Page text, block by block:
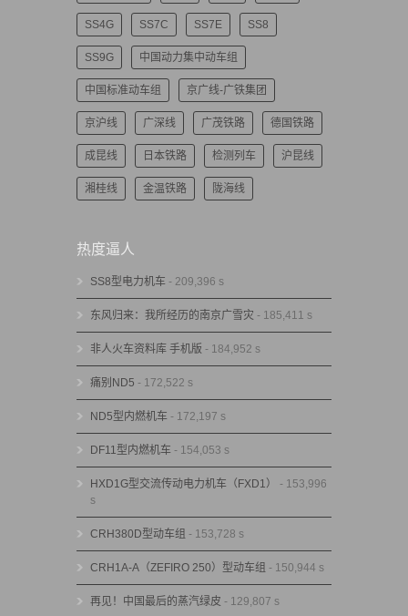
SS4G SS7C SS7E SS8
SS9G 中国动力集中动车组
中国标准动车组 京广线-广铁集团
京沪线 广深线 广茂铁路 德国铁路
成昆线 日本铁路 检测列车 沪昆线
湘桂线 金温铁路 陇海线
热度逼人
SS8型电力机车 - 209,396 s
东风归来：我所经历的南京广雪灾 - 185,411 s
非人火车资料库 手机版 - 184,952 s
痛别ND5 - 172,522 s
ND5型内燃机车 - 172,197 s
DF11型内燃机车 - 154,053 s
HXD1G型交流传动电力机车（FXD1）
- 153,996
s
CRH380D型动车组 - 153,728 s
CRH1A-A（ZEFIRO 250）型动车组 - 150,944 s
再见！中国最后的蒸汽绿皮 - 129,807 s